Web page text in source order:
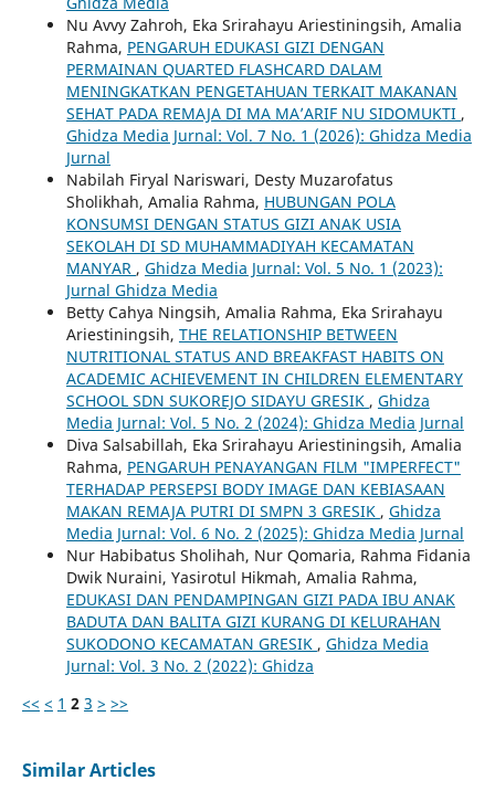
Nu Avvy Zahroh, Eka Srirahayu Ariestiningsih, Amalia
Rahma, PENGARUH EDUKASI GIZI DENGAN
PERMAINAN QUARTED FLASHCARD DALAM
MENINGKATKAN PENGETAHUAN TERKAIT MAKANAN
SEHAT PADA REMAJA DI MA MA’ARIF NU SIDOMUKTI ,
Ghidza Media Jurnal: Vol. 7 No. 1 (2026): Ghidza Media
Jurnal
Nabilah Firyal Nariswari, Desty Muzarofatus
Sholikhah, Amalia Rahma, HUBUNGAN POLA
KONSUMSI DENGAN STATUS GIZI ANAK USIA
SEKOLAH DI SD MUHAMMADIYAH KECAMATAN
MANYAR , Ghidza Media Jurnal: Vol. 5 No. 1 (2023):
Jurnal Ghidza Media
Betty Cahya Ningsih, Amalia Rahma, Eka Srirahayu
Ariestiningsih, THE RELATIONSHIP BETWEEN
NUTRITIONAL STATUS AND BREAKFAST HABITS ON
ACADEMIC ACHIEVEMENT IN CHILDREN ELEMENTARY
SCHOOL SDN SUKOREJO SIDAYU GRESIK , Ghidza
Media Jurnal: Vol. 5 No. 2 (2024): Ghidza Media Jurnal
Diva Salsabillah, Eka Srirahayu Ariestiningsih, Amalia
Rahma, PENGARUH PENAYANGAN FILM "IMPERFECT"
TERHADAP PERSEPSI BODY IMAGE DAN KEBIASAAN
MAKAN REMAJA PUTRI DI SMPN 3 GRESIK , Ghidza
Media Jurnal: Vol. 6 No. 2 (2025): Ghidza Media Jurnal
Nur Habibatus Sholihah, Nur Qomaria, Rahma Fidania
Dwik Nuraini, Yasirotul Hikmah, Amalia Rahma,
EDUKASI DAN PENDAMPINGAN GIZI PADA IBU ANAK
BADUTA DAN BALITA GIZI KURANG DI KELURAHAN
SUKODONO KECAMATAN GRESIK , Ghidza Media
Jurnal: Vol. 3 No. 2 (2022): Ghidza
<< < 1 2 3 > >>
Similar Articles